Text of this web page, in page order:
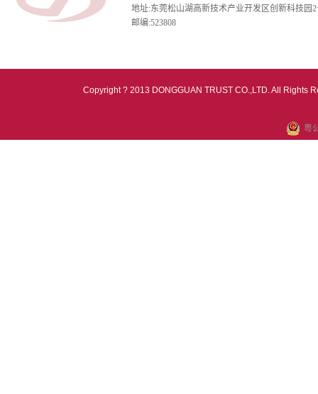
地址:东莞松山湖高新技术产业开发区创新科技园
邮编:523808
Copyright ? 2013 DONGGUAN TRUST CO.,LTD. All Rights
粤